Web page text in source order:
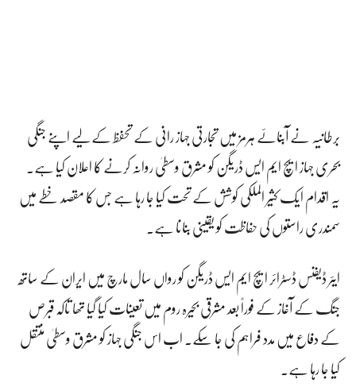
برطانیہ نے آبنائے ہرمز میں تجارتی جہاز رانی کے تحفظ کے لیے اپنے جنگی
بحری جہاز ایچ ایم ایس ڈریگن کو مشرق وسطیٰ روانہ کرنے کا اعلان کیا ہے۔
یہ اقدام ایک کثیر الملکی کوشش کے تحت کیا جا رہا ہے جس کا مقصد خطے میں
سمندری راستوں کی حفاظت کو یقینی بنانا ہے۔
ایئر ڈیفنس ڈسٹرائر ایچ ایم ایس ڈریگن کو رواں سال مارچ میں ایران کے ساتھ
جنگ کے آغاز کے فوراً بعد مشرقی بحیرہ روم میں تعینات کیا گیا تھا تاکہ قبرص
کے دفاع میں مدد فراہم کی جا سکے۔ اب اس جنگی جہاز کو مشرق وسطیٰ منتقل
کیا جا رہا ہے۔